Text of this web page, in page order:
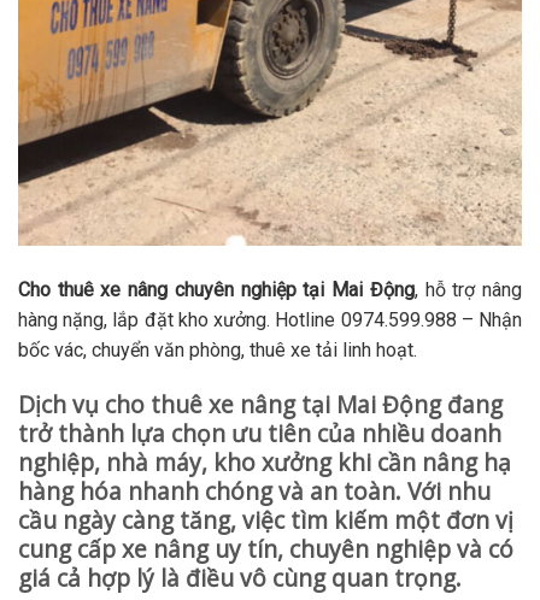
Cho thuê xe nâng chuyên nghiệp tại Mai Động, hỗ trợ nâng
hàng nặng, lắp đặt kho xưởng. Hotline 0974.599.988 – Nhận
bốc vác, chuyển văn phòng, thuê xe tải linh hoạt.
Dịch vụ cho thuê xe nâng tại Mai Động đang
trở thành lựa chọn ưu tiên của nhiều doanh
nghiệp, nhà máy, kho xưởng khi cần nâng hạ
hàng hóa nhanh chóng và an toàn. Với nhu
cầu ngày càng tăng, việc tìm kiếm một đơn vị
cung cấp xe nâng uy tín, chuyên nghiệp và có
giá cả hợp lý là điều vô cùng quan trọng.